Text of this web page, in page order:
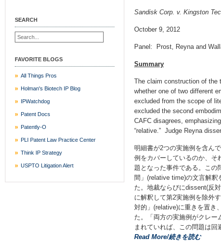
SEARCH
FAVORITE BLOGS
All Things Pros
Holman's Biotech IP Blog
IPWatchdog
Patent Docs
Patently-O
PLI Patent Law Practice Center
Think IP Strategy
USPTO Litigation Alert
Sandisk Corp. v. Kingston
October 9, 2012
Panel: Prost, Reyna and
Summary
The claim construction of the
whether one of two different
excluded from the scope of
excluded the second
CAFC disagrees,
“relative.” Judge Reyna
明細書が2つの実施例を含ん
例をカバーしているのか、そ
題となった事件である。この
間」(relative time)の文言解
た。地裁ならびにdissent(反
に解釈して第2実施例を除外
対的」(relative)に重きを置き
た。「両方の実施例がクレー
まれていれば、この問題は回
Read More/続きを読む